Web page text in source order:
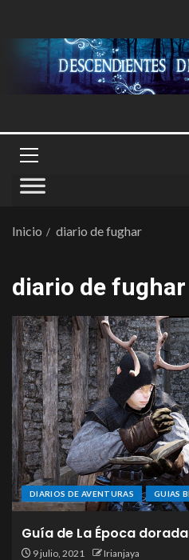
Inicio diario de fughar
diario de fughar
DIARIOS DE AVENTURAS GUIAS
Guía de La Época
9 julio, 2021 Irianjaya